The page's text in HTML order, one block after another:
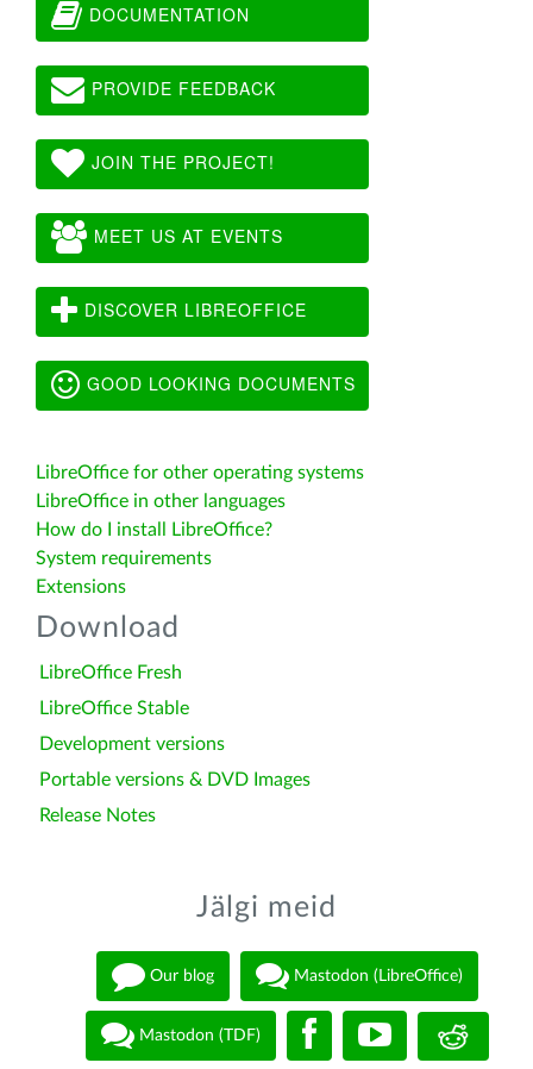
DOCUMENTATION
PROVIDE FEEDBACK
JOIN THE PROJECT!
MEET US AT EVENTS
DISCOVER LIBREOFFICE
GOOD LOOKING DOCUMENTS
LibreOffice for other operating systems
LibreOffice in other languages
How do I install LibreOffice?
System requirements
Extensions
Download
LibreOffice Fresh
LibreOffice Stable
Development versions
Portable versions & DVD Images
Release Notes
Jälgi meid
Our blog Mastodon (LibreOffice)
Mastodon (TDF)